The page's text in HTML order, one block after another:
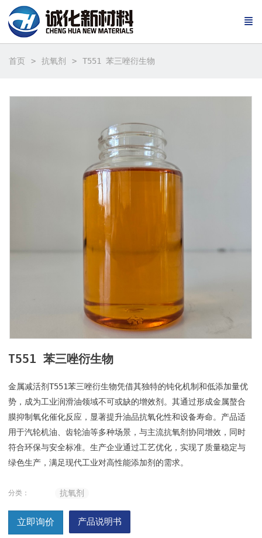
首页 抗氧剂 T551 苯三唑衍生物
T551 苯三唑衍生物
金属减活剂T551苯三唑衍生物凭借其独特的钝化机制和低添加量优
势，成为工业润滑油领域不可或缺的增效剂。其通过形成金属螯合
膜抑制氧化催化反应，显著提升油品抗氧化性和设备寿命。产品适
用于汽轮机油、齿轮油等多种场景，与主流抗氧剂协同增效，同时
符合环保与安全标准。生产企业通过工艺优化，实现了质量稳定与
绿色生产，满足现代工业对高性能添加剂的需求。
分类： 抗氧剂
立即询价 产品说明书